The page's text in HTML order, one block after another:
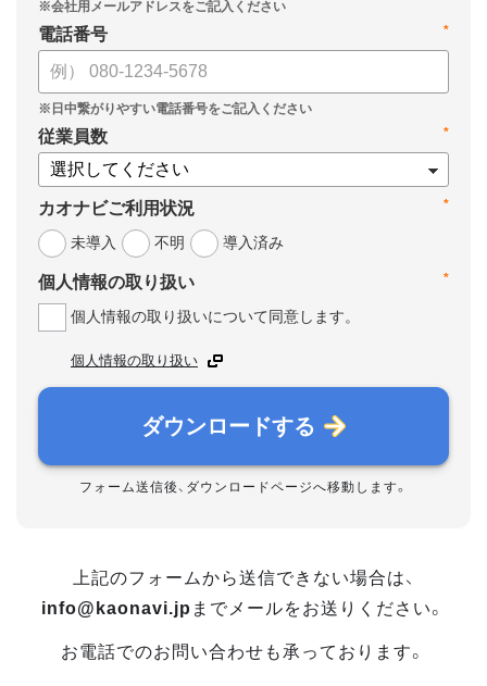
*
電話番号
*
従業員数
*
カオナビご利用状況
未導入
不明 導入済み
*
個人情報の取り扱い
個人情報の取り扱いについて同意します。
個人情報の取り扱い
ダウンロードする
フォーム送信後、ダウンロードページへ移動します。
上記のフォームから送信できない場合は、
info@kaonavi.jp までメールをお送りください。
お電話でのお問い合わせも承っております。